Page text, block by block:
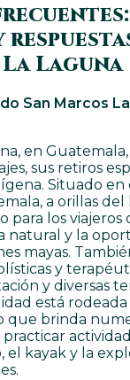
Laguna
San Marcos
en
sus retiros
Situado en
a orillas del
para los viajeros
natural y la
mayas.
y
y diversas
está
que brinda
el kayak y la